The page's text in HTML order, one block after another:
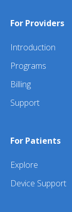
For Providers
Introduction
Programs
Billing
Support
For Patients
Explore
Device Support